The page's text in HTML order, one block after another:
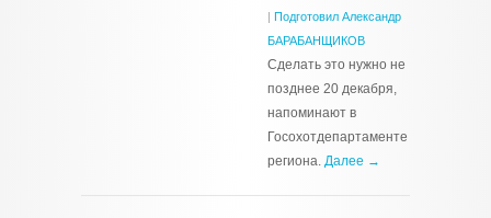
| Подготовил Александр
БАРАБАНЩИКОВ
Сделать это нужно не
позднее 20 декабря,
напоминают в
Госохотдепартаменте
региона. Далее →